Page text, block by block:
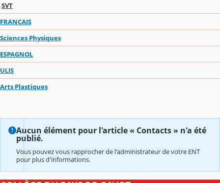
SVT
FRANÇAIS
Sciences Physiques
ESPAGNOL
ULIS
Arts Plastiques
Aucun élément pour l'article « Contacts » n'a été
publié.
Vous pouvez vous rapprocher de l'administrateur de votre ENT
pour plus d'informations.